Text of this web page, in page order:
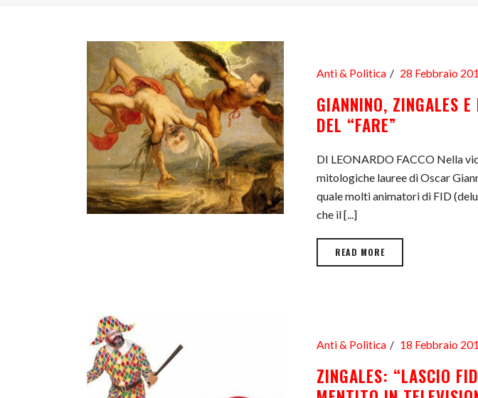
Anti & Politica 28 Febbraio
GIANNINO, ZINGALES
DEL “FARE”
DI LEONARDO FACCO Nella
mitologiche lauree di Oscar
quale molti animatori di FID
che il [...]
READ MORE
Anti & Politica 18 Febbraio
ZINGALES: “LASCIO